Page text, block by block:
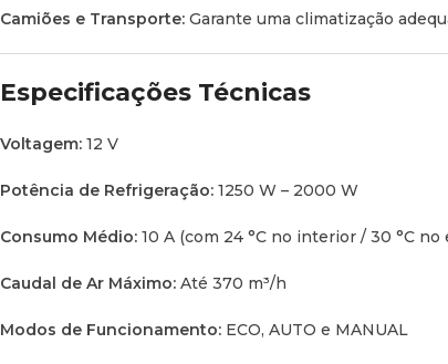
Camiões e Transporte: Garante uma climatização
Especificações Técnicas
Voltagem: 12 V
Potência de Refrigeração: 1250 W – 2000 W
Consumo Médio: 10 A (com 24 °C no interior / 30 °C no
Caudal de Ar Máximo: Até 370 m³/h
Modos de Funcionamento: ECO, AUTO e MANUAL